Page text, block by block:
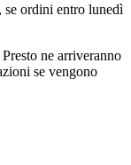
, se ordini entro lunedì
ne arriveranno
se vengono